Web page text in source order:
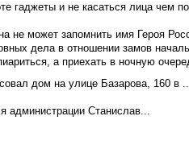
гаджеты и не касаться лица чем
не может запомнить имя Героя
дела в отношении замов
а приехать в ночную
дом на улице Базарова, 160 в
администрации Станислав...